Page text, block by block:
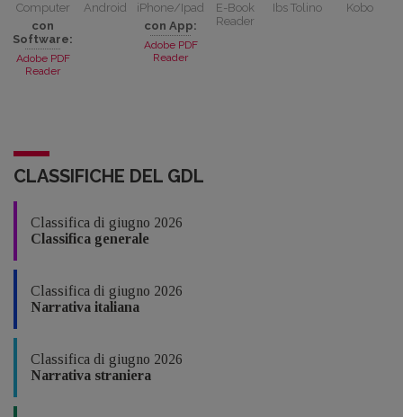
Computer
con
Software:
Adobe PDF
Reader
Android
iPhone/Ipad
con App:
Adobe PDF
Reader
E-Book
Reader
Ibs Tolino Kobo
CLASSIFICHE DEL GDL
Classifica di giugno 2026
Classifica generale
Classifica di giugno 2026
Narrativa italiana
Classifica di giugno 2026
Narrativa straniera